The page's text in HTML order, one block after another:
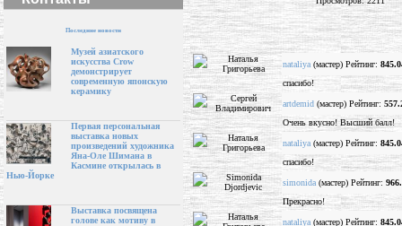
Последние новости
Музей азиатского
искусства Crow
демонстрирует
современную японскую
керамику
Первая персональная
выставка новых
произведений художника
Яна-Оле Шимана в
Касмине открылась в
Нью-Йорке
Выставка посвящена
голове как мотиву в
nataliya (мастер) Рейтинг:
спасибо!
artdemid (мастер) Рейтинг:
Очень вкусно! Высший балл!
nataliya (мастер) Рейтинг:
спасибо!
simonida (мастер) Рейтинг:
Прекрасно!
nataliya (мастер) Рейтинг: